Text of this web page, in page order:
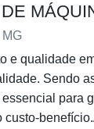
e qualidade
Sendo
para